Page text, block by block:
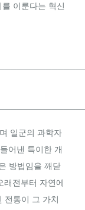
이룬다는 혁신
일군의 과학자
어낸 특이한 개
방법임을 깨닫
래전부터 자연에
전통이 그 가치